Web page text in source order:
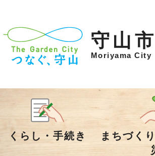
守山市
Moriyama City
くらし・手続き
まちづく